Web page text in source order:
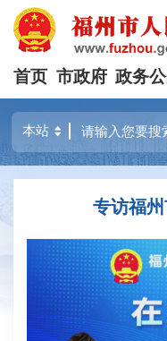
首页 市政府 政务
专访福州